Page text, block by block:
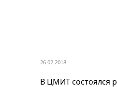
26.02.2018
В ЦМИТ состоялся